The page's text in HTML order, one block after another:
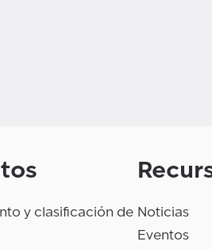
y clasificación de Noticias
Eventos